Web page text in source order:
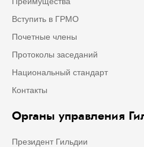
Вступить в ГРМО
Почетные члены
Протоколы заседаний
Национальный стандарт
Контакты
Органы управления
Президент Гильдии